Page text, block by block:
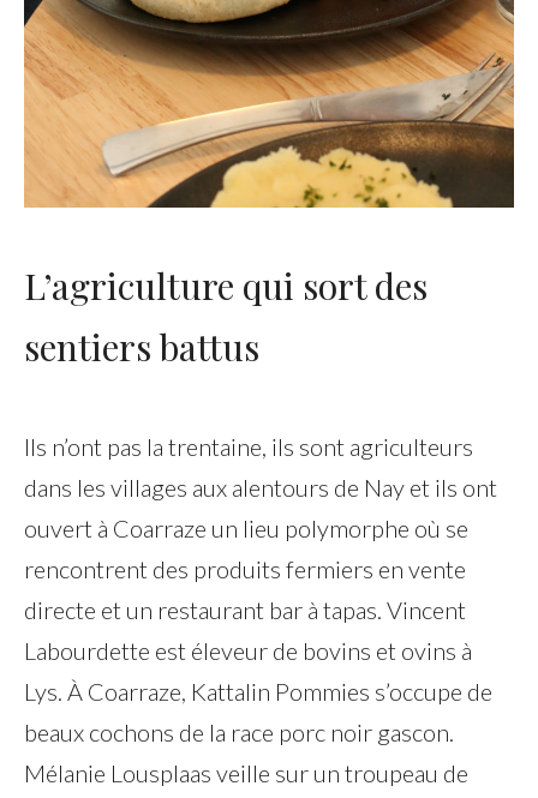
L’agriculture qui sort des
sentiers battus
Ils n’ont pas la trentaine, ils sont agriculteurs
dans les villages aux alentours de Nay et ils ont
ouvert à Coarraze un lieu polymorphe où se
rencontrent des produits fermiers en vente
directe et un restaurant bar à tapas. Vincent
Labourdette est éleveur de bovins et ovins à
Lys. À Coarraze, Kattalin Pommies s’occupe de
beaux cochons de la race porc noir gascon.
Mélanie Lousplaas veille sur un troupeau de